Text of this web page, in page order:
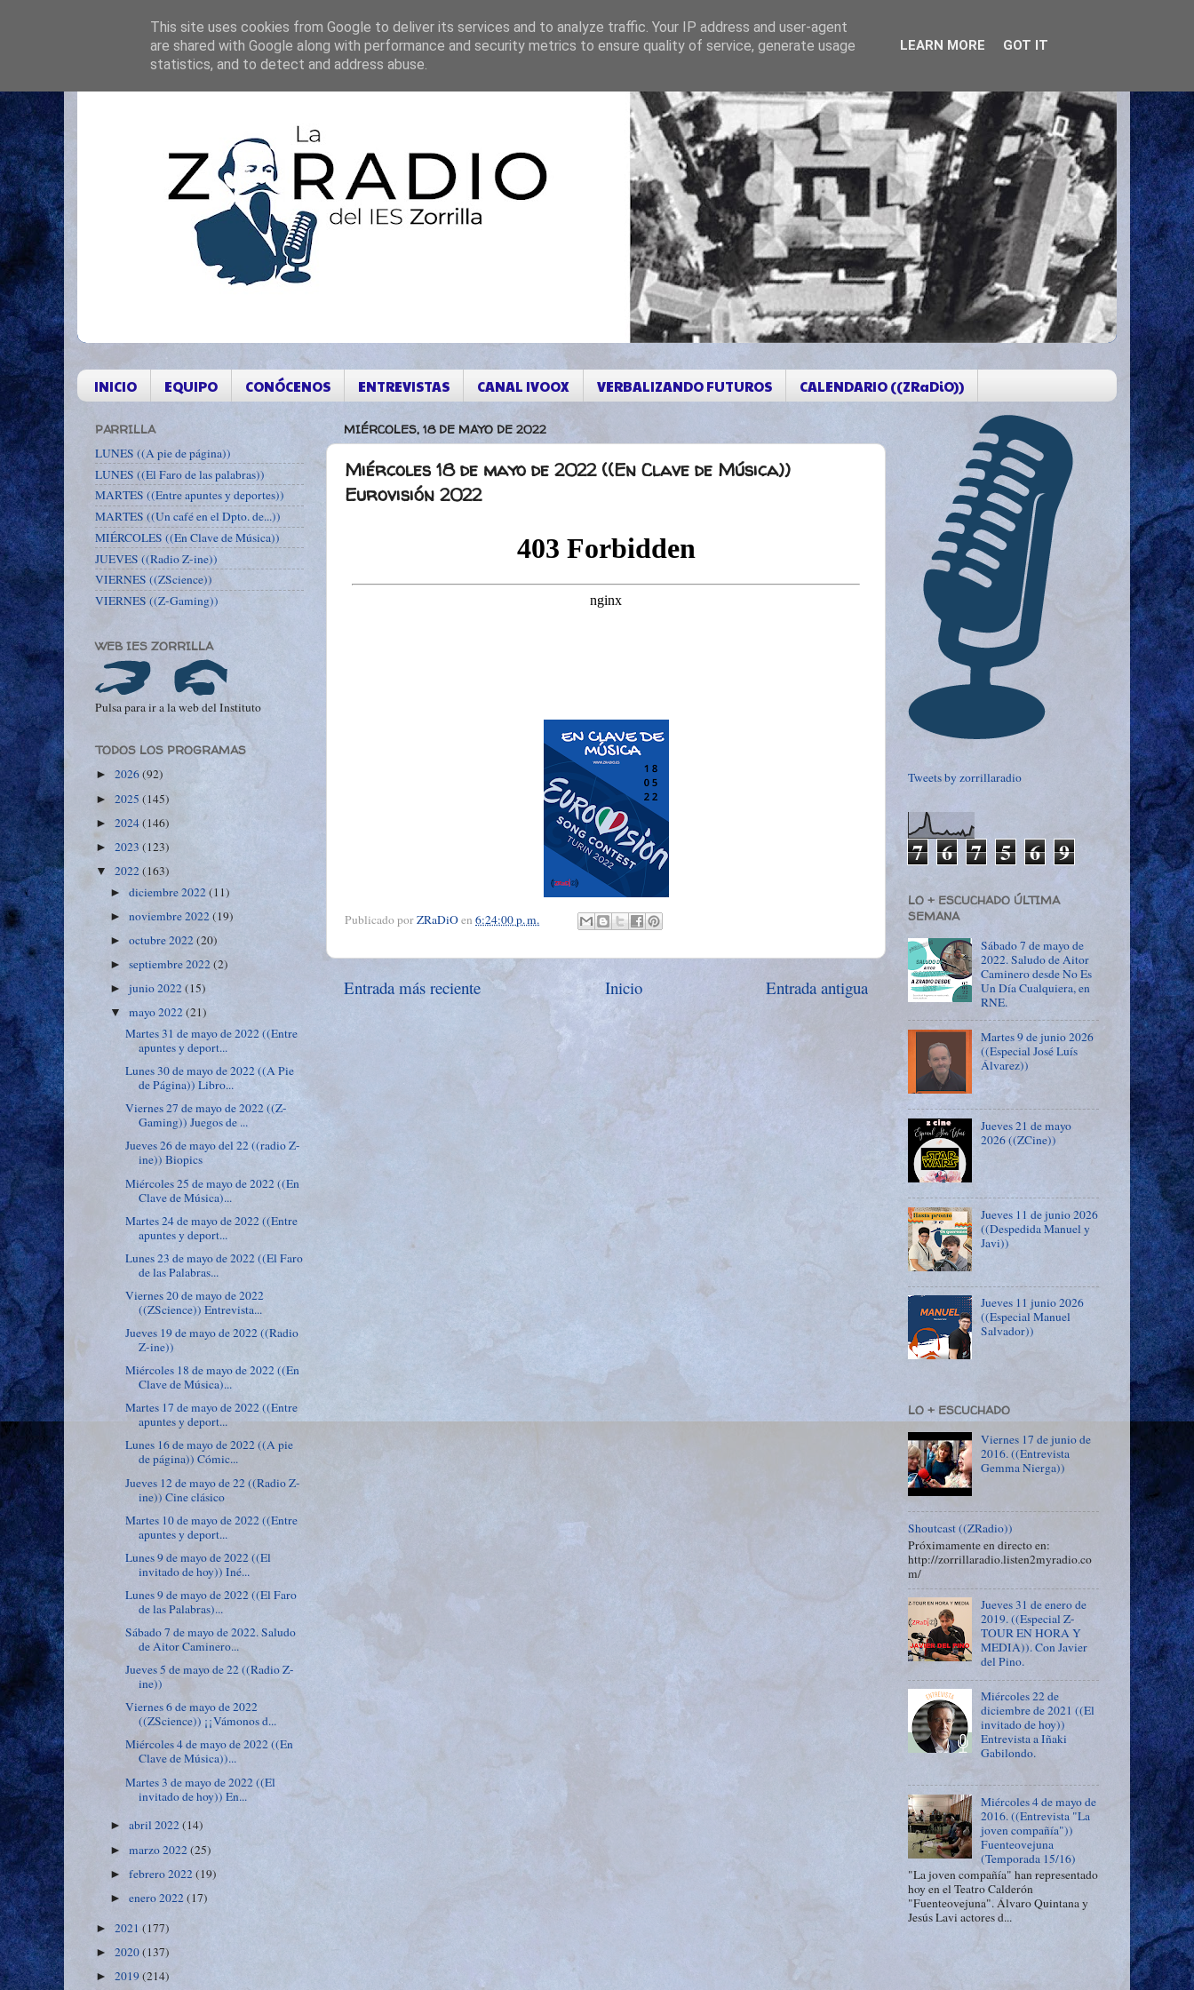
INICIO EQUIPO CONÓCENOS ENTREVISTAS CANAL IVOOX VERBALIZANDO FUTUROS CALENDARIO ((ZRaDiO))
MIÉRCOLES, 18 DE MAYO DE 2022
Miércoles 18 de mayo de 2022 ((En Clave de Música))
Eurovisión 2022
Publicado porZRaDiOen 6:24:00 p. m.
Entrada más reciente Entrada antigua
Inicio
PARRILLA
LUNES ((A pie de página))
LUNES ((El Faro de las palabras))
MARTES ((Entre apuntes y deportes))
MARTES ((Un café en el Dpto. de...))
MIÉRCOLES ((En Clave de Música))
JUEVES ((Radio Z-ine))
VIERNES ((ZScience))
VIERNES ((Z-Gaming))
WEB IES ZORRILLA
Pulsa para ir a la web del Instituto
TODOS LOS PROGRAMAS
► 2026(92)
► 2025 (145)
► 2024(146)
► 2023 (123)
▼ 2022(163)
►diciembre 2022(11)
►noviembre 2022(19)
►octubre 2022(20)
►septiembre 2022(2)
►junio 2022(15)
▼mayo 2022(21)
Martes 31 de mayo de 2022 ((Entre
apuntes y deport...
Lunes 30 de mayo de 2022 ((A Pie
de Página)) Libro...
Viernes 27 de mayo de 2022 ((Z-
Gaming)) Juegos de ...
Jueves 26 de mayo del 22 ((radio Z-
ine)) Biopics
Miércoles 25 de mayo de 2022 ((En
Clave de Música)...
Martes 24 de mayo de 2022 ((Entre
apuntes y deport...
Lunes 23 de mayo de 2022 ((El Faro
de las Palabras...
Viernes 20 de mayo de 2022
((ZScience)) Entrevista...
Jueves 19 de mayo de 2022 ((Radio
Z-ine))
Miércoles 18 de mayo de 2022 ((En
Clave de Música)...
Martes 17 de mayo de 2022 ((Entre
apuntes y deport...
Lunes 16 de mayo de 2022 ((A pie
de página)) Cómic...
Jueves 12 de mayo de 22 ((Radio Z-
ine)) Cine clásico
Martes 10 de mayo de 2022 ((Entre
apuntes y deport...
Lunes 9 de mayo de 2022 ((El
invitado de hoy)) Iné...
Lunes 9 de mayo de 2022 ((El Faro
de las Palabras)...
Sábado 7 de mayo de 2022. Saludo
de Aitor Caminero...
Jueves 5 de mayo de 22 ((Radio Z-
ine))
Viernes 6 de mayo de 2022
((ZScience)) ¡¡Vámonos d...
Miércoles 4 de mayo de 2022 ((En
Clave de Música))...
Martes 3 de mayo de 2022 ((El
invitado de hoy)) En...
►abril 2022(14)
►marzo 2022(25)
►febrero 2022(19)
►enero 2022(17)
► 2021 (177)
► 2020(137)
► 2019(214)
Tweets by zorrillaradio
7 6 7 5 6 9
LO + ESCUCHADO ÚLTIMA
SEMANA
Sábado 7 de mayo de
2022. Saludo de Aitor
Caminero desde No Es
Un Día Cualquiera, en
RNE.
Martes 9 de junio 2026
((Especial José Luís
Álvarez))
Jueves 21 de mayo
2026 ((ZCine))
Jueves 11 de junio 2026
((Despedida Manuel y
Javi))
Jueves 11 junio 2026
((Especial Manuel
Salvador))
LO + ESCUCHADO
Viernes 17 de junio de
2016. ((Entrevista
Gemma Nierga))
Shoutcast ((ZRadio))
Próximamente en directo en:
http://zorrillaradio.listen2myradio.co
m/
Jueves 31 de enero de
2019. ((Especial Z-
TOUR EN HORA Y
MEDIA)). Con Javier
del Pino.
Miércoles 22 de
diciembre de 2021 ((El
invitado de hoy))
Entrevista a Iñaki
Gabilondo.
Miércoles 4 de mayo de
2016. ((Entrevista "La
joven compañía"))
Fuenteovejuna
(Temporada 15/16)
"La joven compañía" han representado
hoy en el Teatro Calderón
"Fuenteovejuna". Álvaro Quintana y
Jesús Lavi actores d...
This site uses cookies from Google to deliver its services and to analyze traffic. Your IP address and user-agent
are shared with Google along with performance and security metrics to ensure quality of service, generate usage
statistics, and to detect and address abuse.
LEARN MORE GOT IT